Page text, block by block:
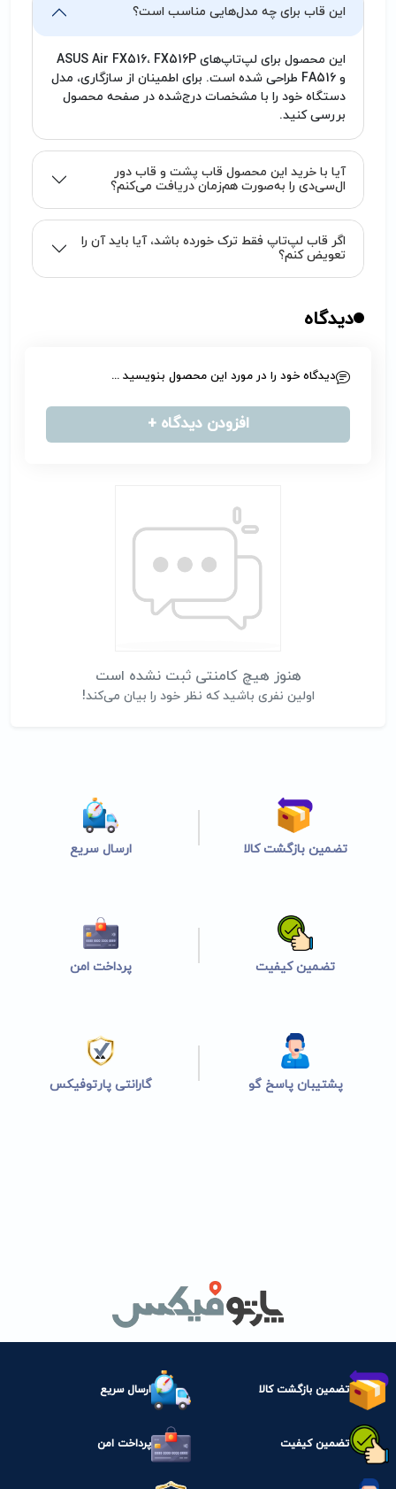
این قاب برای چه مدل‌هایی مناسب است؟
این محصول برای لپ‌تاپ‌های ASUS Air FX516، FX516P
و FA516 طراحی شده است. برای اطمینان از سازگاری، مدل
دستگاه خود را با مشخصات درج‌شده در صفحه محصول
بررسی کنید.
آیا با خرید این محصول قاب پشت و قاب دور
ال‌سی‌دی را به‌صورت هم‌زمان دریافت می‌کنم؟
اگر قاب لپ‌تاپ فقط ترک خورده باشد، آیا باید آن را
تعویض کنم؟
دیدگاه
هنوز هیچ کامنتی ثبت نشده است
اولین نفری باشید که نظر خود را بیان می‌کند!
دیدگاه خود را در مورد این محصول بنویسید ...
افزودن دیدگاه +
تضمین بازگشت کالا ارسال سریع
تضمین کیفیت پرداخت امن
پشتیبان پاسخ گو گارانتی پارتوفیکس
تضمین بازگشت کالا ارسال سریع
تضمین کیفیت پرداخت امن